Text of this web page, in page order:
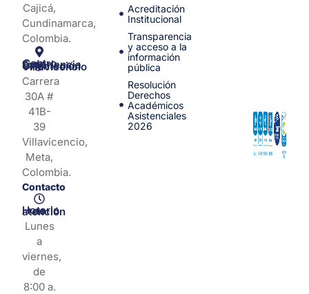
Cajicá,
Cundinamarca,
Colombia.
Centro de Experiencia y Orientación Villavicencio
Carrera
30A #
41B-
39
Villavicencio,
Meta,
Colombia.
Contacto
Horario de atención
Lunes
a
viernes,
de
8:00 a.
Acreditación
Institucional
Transparencia
y acceso a la
información
pública
Resolución
Derechos
Académicos
Asistenciales
2026